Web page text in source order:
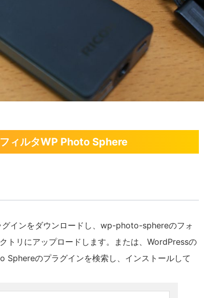
ィルタWP Photo Sphere
インをダウンロードし、wp-photo-sphereのフォ
リにアップロードします。または、WordPressの
Sphereのプラグインを検索し、インストールして